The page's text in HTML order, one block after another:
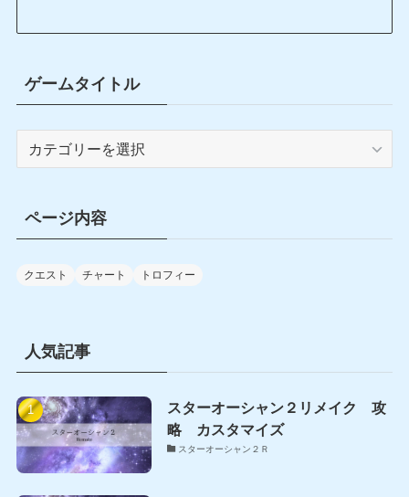
ゲームタイトル
ル
ページ内容
クエスト チャート トロフィー
人気記事
スターオーシャン２リメイク 攻
略 カスタマイズ
スターオーシャン２Ｒ